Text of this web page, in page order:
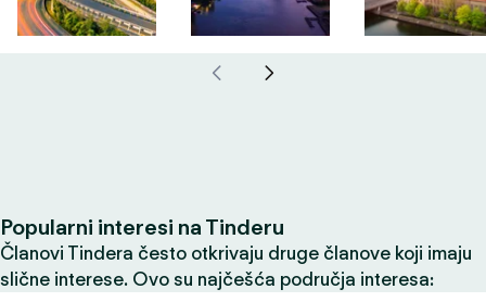
Popularni interesi na Tinderu
Članovi Tindera često otkrivaju druge članove koji imaju
slične interese. Ovo su najčešća područja interesa: